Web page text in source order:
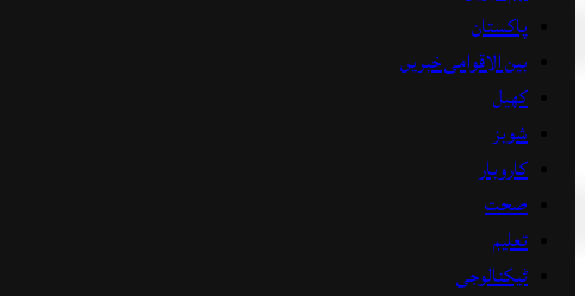
پاکستان
بین الاقوامی خبریں
کھیل
شوبز
کاروبار
صحت
تعلیم
ٹیکنالوجی